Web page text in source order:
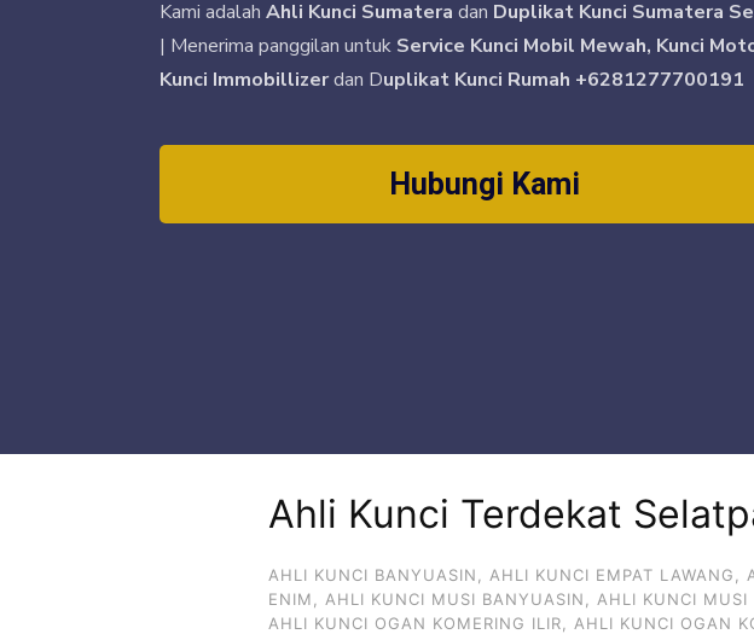
Kami adalah Ahli Kunci Sumatera dan Duplikat Kunci Sumatera
| Menerima panggilan untuk Service Kunci Mobil Mewah, Kunci
Kunci Immobillizerdan Duplikat Kunci Rumah +6281277700191
Hubungi Kami
Ahli Kunci Terdekat
AHLI KUNCI BANYUASIN AHLI KUNCI EMPAT LAWANG
ENIM
AHLI KUNCI MUSI BANYUASIN AHLI KUNCI MUSI
AHLI KUNCI OGAN KOMERING ILIR
AHLI KUNCI OGAN